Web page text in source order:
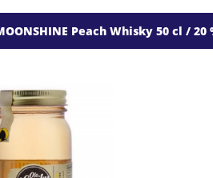
Peach Whisky 50 cl / 20